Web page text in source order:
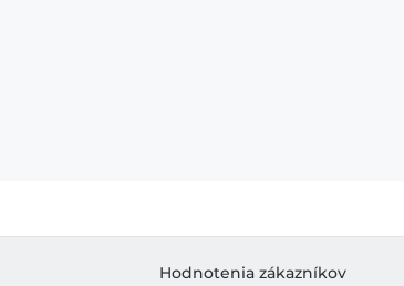
Hodnotenia zákazníkov